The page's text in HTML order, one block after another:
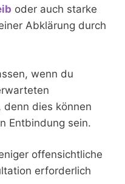
oder auch starke
Abklärung durch
wenn du
denn dies können
Entbindung sein.
offensichtliche
erforderlich